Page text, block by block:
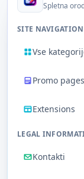
Spletna
SITE NAVIGATION
Vse
Promo pages
Extensions
LEGAL
Kontakti